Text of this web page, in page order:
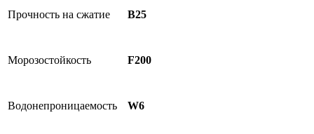
Прочность на сжатие B25
Морозостойкость F200
Водонепроницаемость W6